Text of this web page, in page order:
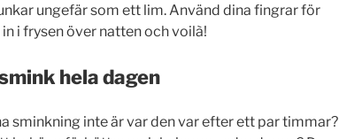
ungefär som ett lim. Använd dina fingrar för
i frysen över natten och voilà!
hela dagen
sminkning inte är var den var efter ett par timmar?